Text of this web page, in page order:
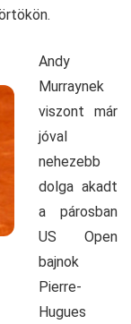
Andy
Murraynek
viszont már
jóval
nehezebb
dolga akadt
a párosban
US Open
bajnok
Pierre-
Hugues